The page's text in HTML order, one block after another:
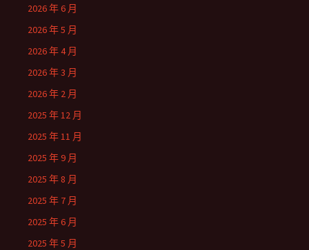
2026 年 6 月
2026 年 5 月
2026 年 4 月
2026 年 3 月
2026 年 2 月
2025 年 12 月
2025 年 11 月
2025 年 9 月
2025 年 8 月
2025 年 7 月
2025 年 6 月
2025 年 5 月